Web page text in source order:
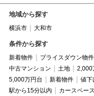
地域から探す
横浜市 大和市
条件から探す
新着物件 プライスダウン物件
中古マンション
土地 2,000
5,000万円台
新着物件 値下
駅から15分以内
カースペー